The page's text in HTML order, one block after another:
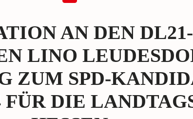
AN DEN
LINO
ZUM SPD-
DIE